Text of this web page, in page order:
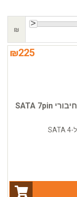
₪
₪225
כבל mini SAS פנימי ב-90 מעלות ל-4 חיבורי SATA 7pin